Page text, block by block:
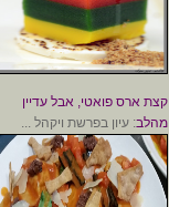
קצת ארס פואטי, אבל עדיין
מהלב: עיון בפרשת ויקהל ...